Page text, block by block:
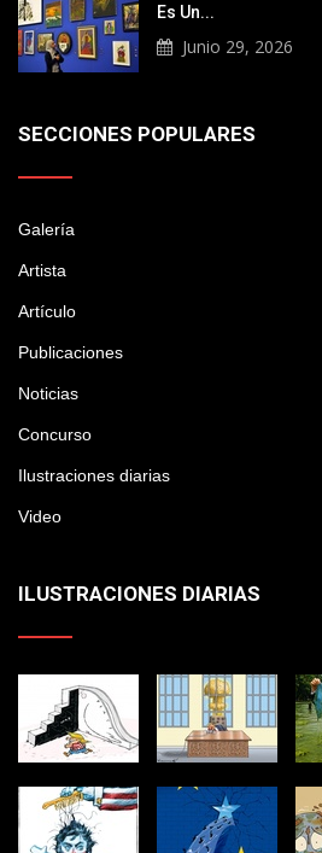
Es Un...
Junio 29, 2026
SECCIONES POPULARES
Galería
Artista
Artículo
Publicaciones
Noticias
Concurso
Ilustraciones diarias
Video
ILUSTRACIONES DIARIAS